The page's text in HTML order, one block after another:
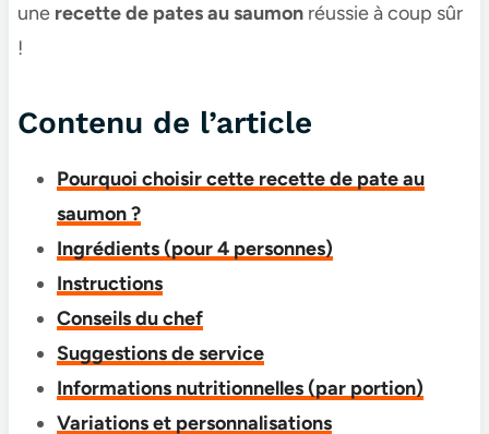
une recette de pates au saumon​réussie à coup sûr
!
Contenu de l’article
Pourquoi choisir cette recette de pate au
saumon​​ ?
Ingrédients (pour 4 personnes)
Instructions
Conseils du chef
Suggestions de service
Informations nutritionnelles (par portion)
Variations et personnalisations